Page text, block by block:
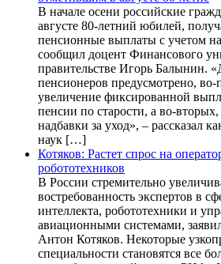
В начале осени российские
августе 80-летний юбилей,
пенсионные выплаты с учетом
сообщил доцент Финансового
правительстве Игорь Балынин.
пенсионеров предусмотрено, во-
увеличение фиксированной
пенсии по старости, а во-
надбавки за уход», – рассказал
наук […]
Котяков: Растет спрос на
робототехников
В России стремительно
востребованность экспертов в
интеллекта, робототехники и
авиационными системами,
Антон Котяков. Некоторые
специальности становятся все